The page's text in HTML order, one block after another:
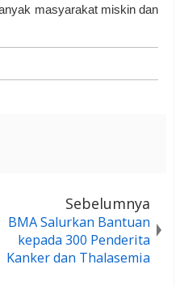
masyarakat miskin dan
Sebelumnya
BMA Salurkan Bantuan
kepada 300 Penderita
Kanker dan Thalasemia